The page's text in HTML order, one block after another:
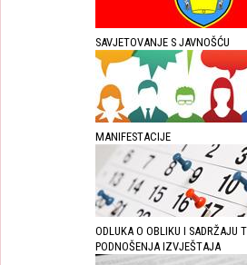
SAVJETOVANJE S JAVNOŠĆU
MANIFESTACIJE
ODLUKA O OBLIKU I SADRŽAJU
PODNOŠENJA IZVJEŠTAJA